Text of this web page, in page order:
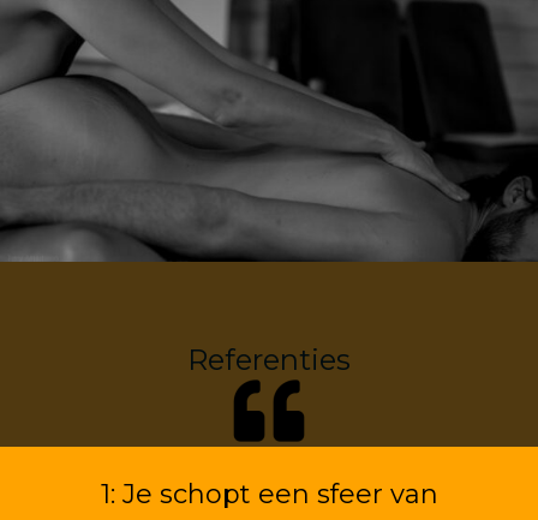
Referenties
1: Je schopt een sfeer van